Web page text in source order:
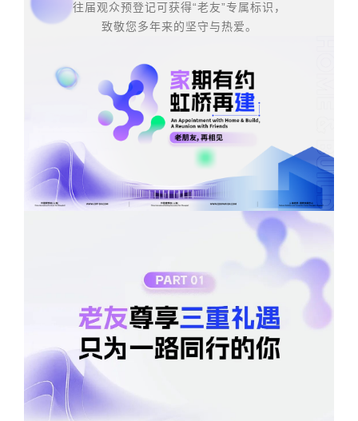
往届观众预登记可获得“老友”专属标识，
致敬您多年来的坚守与热爱。